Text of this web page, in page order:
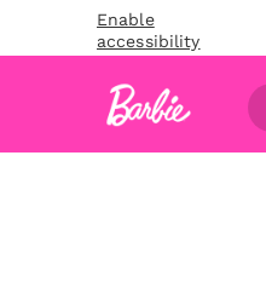
Enable
accessibility